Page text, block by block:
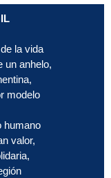
la vida
un anhelo,
modelo
humano
valor,